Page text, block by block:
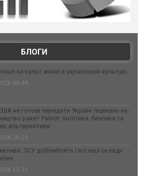
БЛОГИ
на культ жінки в українській культурі
08:49
не готові передати Україні ліцензію на
ракет Patriot: політика, безпека та
альтернативи
20:24
ЗСУ добомблять і всі інші склади
11:31